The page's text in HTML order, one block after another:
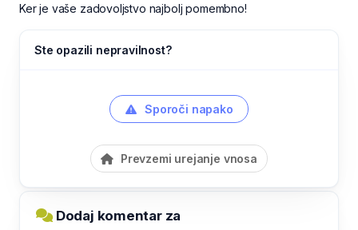
Ker je vaše zadovoljstvo najbolj pomembno!
Ste opazili nepravilnost?
Sporoči napako
Prevzemi urejanje vnosa
Dodaj komentar za